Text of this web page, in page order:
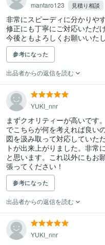
mantaro123 見積り相談
非常にスピーディに分かりや
修正にも丁寧にご対応いただ
今後ともよろしくお願いいたし
参考になった
出品者からの返信を読む
YUKI_nnr
まずクオリティーが高いです
でこちらが何を考えれば良い
図を汲み取って対応していた
トが出来上がりました。非常
と思います。これ以外にもお
張ってください！
参考になった
出品者からの返信を読む
YUKI_nnr